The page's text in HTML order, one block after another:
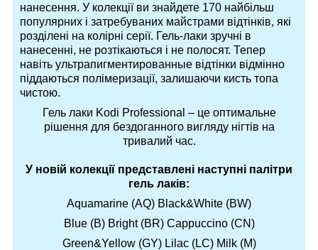
нанесення. У колекції ви знайдете 170 найбільш
популярних і затребуваних майстрами відтінків, які
розділені на колірні серії. Гель-лаки зручні в
нанесенні, не розтікаються і не полосят. Тепер
навіть ультрапигментированные відтінки відмінно
піддаються полімеризації, залишаючи кисть топа
чистою.
Гель лаки Kodi Professional – це оптимальне
рішення для бездоганного вигляду нігтів на
тривалий час.
У новій колекції представлені наступні палітри
гель лаків:
Aquamarine (AQ) Black&White (BW)
Blue (B) Bright (BR) Cappuccino (CN)
Green&Yellow (GY) Lilac (LC) Milk (M)